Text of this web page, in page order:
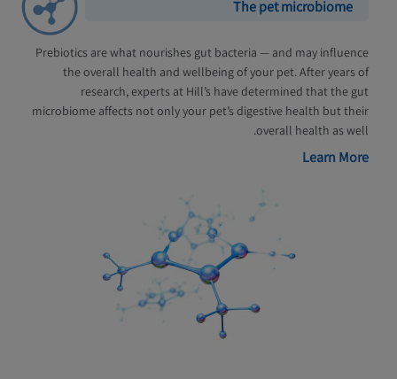
The pet microbiome
Prebiotics are what nourishes gut bacteria — and may influence
the overall health and wellbeing of your pet. After years of
research, experts at Hill’s have determined that the gut
microbiome affects not only your pet’s digestive health but their
overall health as well.
Learn More